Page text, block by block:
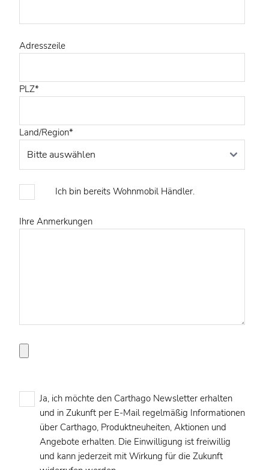
Adresszeile
PLZ*
Land/Region*
Ich bin bereits Wohnmobil Händler.
Ihre Anmerkungen
Ja, ich möchte den Carthago Newsletter erhalten
und in Zukunft per E-Mail regelmäßig Informationen
über Carthago, Produktneuheiten, Aktionen und
Angebote erhalten. Die Einwilligung ist freiwillig
und kann jederzeit mit Wirkung für die Zukunft